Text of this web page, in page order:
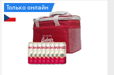
Только онлайн